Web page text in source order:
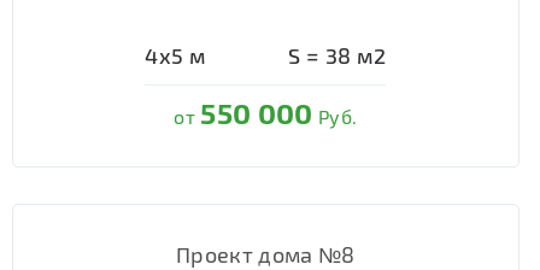
4х5 м S = 38 м2
от 550 000 Руб.
Проект дома №8